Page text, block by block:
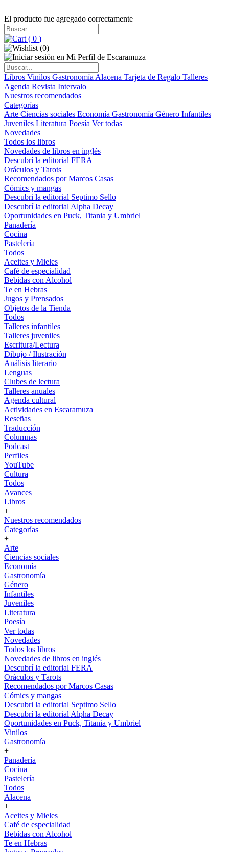
El producto fue agregado correctamente
( 0 )
(0)
Libros Vinilos Gastronomía Alacena Tarjeta de Regalo Talleres
Agenda Revista Intervalo
Nuestros recomendados
Categorías
Arte Ciencias sociales Economía Gastronomía Género Infantiles
Juveniles Literatura Poesía Ver todas
Novedades
Todos los libros
Novedades de libros en inglés
Descubrí la editorial FERA
Oráculos y Tarots
Recomendados por Marcos Casas
Cómics y mangas
Descubri la editorial Septimo Sello
Descubrí la editorial Alpha Decay
Oportunidades en Puck, Titania y Umbriel
Panadería
Cocina
Pastelería
Todos
Aceites y Mieles
Café de especialidad
Bebidas con Alcohol
Te en Hebras
Jugos y Prensados
Objetos de la Tienda
Todos
Talleres infantiles
Talleres juveniles
Escritura/Lectura
Dibujo / Ilustración
Análisis literario
Lenguas
Clubes de lectura
Talleres anuales
Agenda cultural
Actividades en Escaramuza
Reseñas
Traducción
Columnas
Podcast
Perfiles
YouTube
Cultura
Todos
Avances
Libros
+
Nuestros recomendados
Categorías
+
Arte
Ciencias sociales
Economía
Gastronomía
Género
Infantiles
Juveniles
Literatura
Poesía
Ver todas
Novedades
Todos los libros
Novedades de libros en inglés
Descubrí la editorial FERA
Oráculos y Tarots
Recomendados por Marcos Casas
Cómics y mangas
Descubri la editorial Septimo Sello
Descubrí la editorial Alpha Decay
Oportunidades en Puck, Titania y Umbriel
Vinilos
Gastronomía
+
Panadería
Cocina
Pastelería
Todos
Alacena
+
Aceites y Mieles
Café de especialidad
Bebidas con Alcohol
Te en Hebras